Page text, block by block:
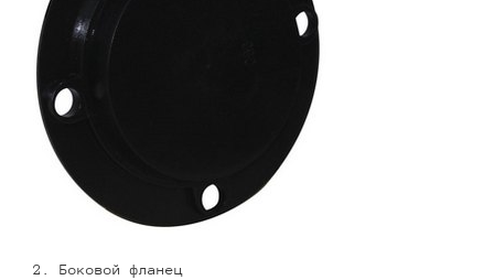
2. Боковой фланец